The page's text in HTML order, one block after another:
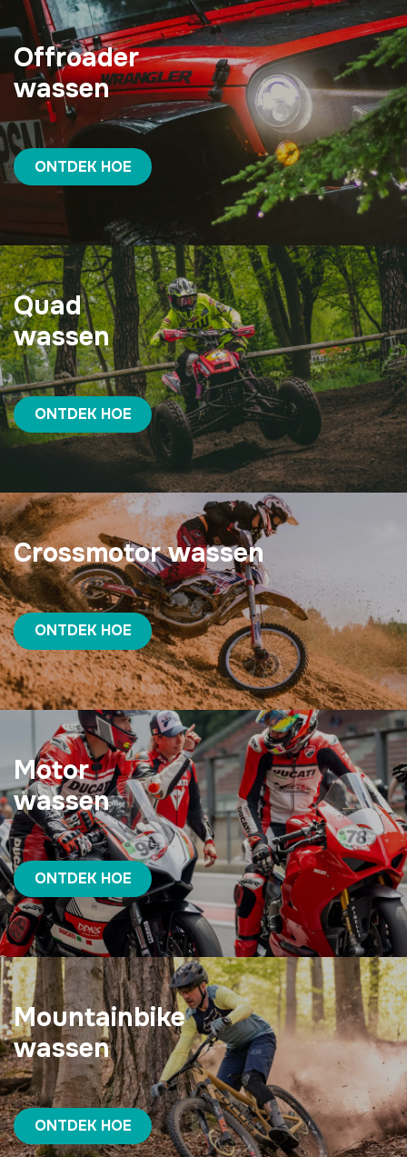
Offroader
wassen
ONTDEK HOE
Quad
wassen
ONTDEK HOE
Crossmotor wassen
ONTDEK HOE
Motor
wassen
ONTDEK HOE
Mountainbike
wassen
ONTDEK HOE